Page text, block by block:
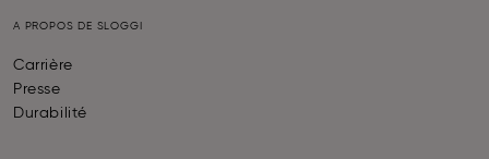
A PROPOS DE SLOGGI
Carrière
Presse
Durabilité